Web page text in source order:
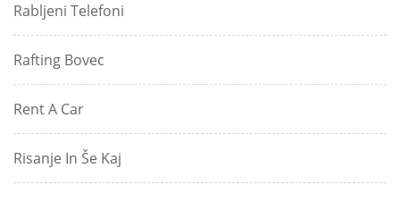
Rabljeni Telefoni
Rafting Bovec
Rent A Car
Risanje In Še Kaj